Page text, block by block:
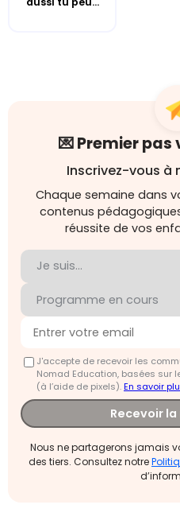
💌 Premier
Inscrivez-vous à
Chaque semaine dans
contenus
réussite de vos
J'accepte de recevoir les
Nomad Education, basées sur
(à l’aide de pixels).En savoir
Recevoir
Nous ne partagerons jamais
des tiers. Consultez notre